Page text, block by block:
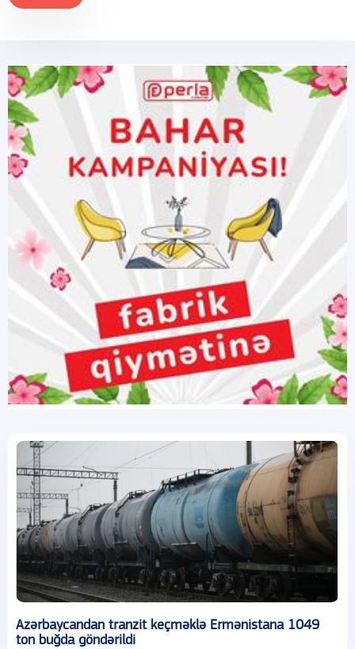
Azərbaycandan tranzit keçməklə Ermənistana 1049
ton buğda göndərildi